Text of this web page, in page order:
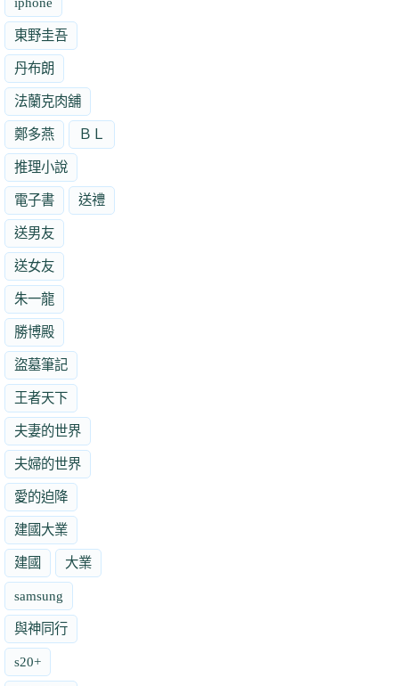
東野圭吾
丹布朗
法蘭克肉舖
鄭多燕 ＢＬ
推理小說
電子書 送禮
送男友
送女友
朱一龍
勝博殿
盜墓筆記
王者天下
夫妻的世界
夫婦的世界
愛的迫降
建國大業
建國 大業
samsung
與神同行
s20+